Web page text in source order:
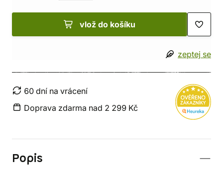
vlož do košíku
zeptej se
60 dní na vrácení
Doprava zdarma nad 2 299 Kč
Popis